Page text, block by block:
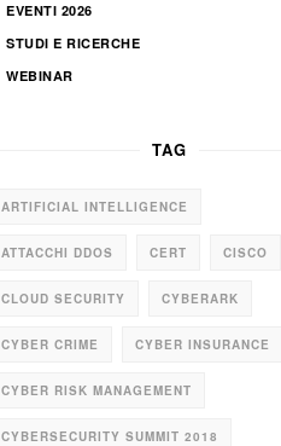
EVENTI 2026
STUDI E RICERCHE
WEBINAR
TAG
ARTIFICIAL INTELLIGENCE
ATTACCHI DDOS CERT CISCO
CLOUD SECURITY CYBERARK
CYBER CRIME CYBER INSURANCE
CYBER RISK MANAGEMENT
CYBERSECURITY SUMMIT 2018